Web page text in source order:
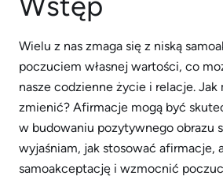
Wielu z nas zmaga się z niską
poczuciem własnej wartości, co
nasze codzienne życie i relacje.
zmienić? Afirmacje mogą być
w budowaniu pozytywnego obrazu
wyjaśniam, jak stosować afirmacje,
samoakceptację i wzmocnić